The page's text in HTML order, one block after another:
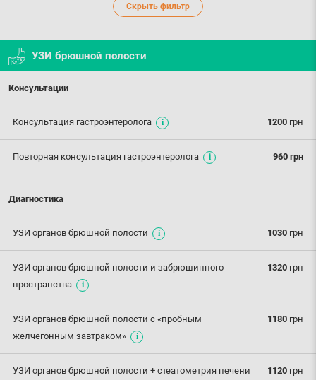
Скрыть фильтр
УЗИ брюшной полости
Консультации
1200 грн
Консультация гастроэнтеролога
960 грн
Повторная консультация гастроэнтеролога
Диагностика
1030 грн
УЗИ органов брюшной полости
1320 грн
УЗИ органов брюшной полости и забрюшинного
пространства
1180 грн
УЗИ органов брюшной полости с «пробным
желчегонным завтраком»
1120 грн
УЗИ органов брюшной полости + стеатометрия печени